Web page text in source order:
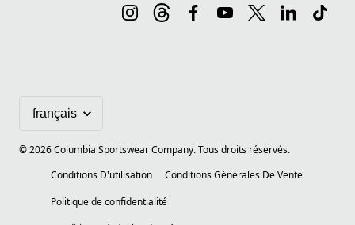
©2026Columbia Sportswear Company. Tous droits réservés.
Conditions D'utilisation
Conditions Générales De Vente
Politique de confidentialité